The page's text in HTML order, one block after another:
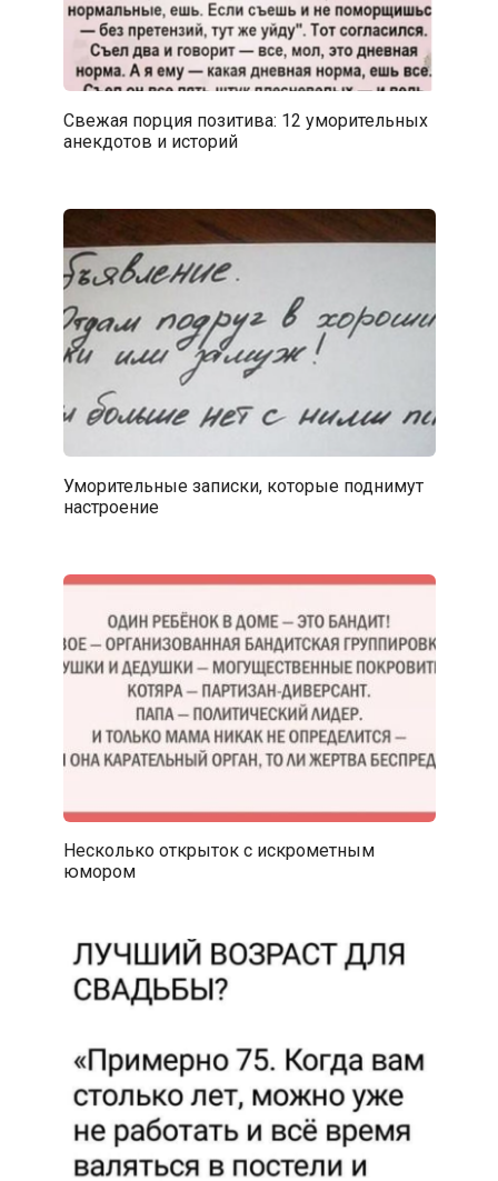
Свежая порция позитива: 12 уморительных
анекдотов и историй
Уморительные записки, которые поднимут
настроение
Несколько открыток с искрометным
юмором